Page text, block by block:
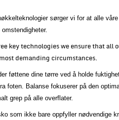
sørger vi for at alle
key technologies we ensure that all
demanding circumstances.
føttene dine tørre ved å holde
foten. Balanse fokuserer på den
grep på alle overflater.
som ikke bare oppfyller nødvendige